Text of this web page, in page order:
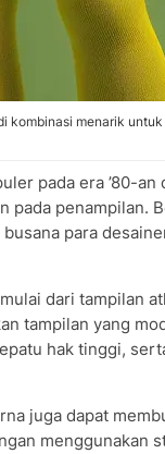
kombinasi menarik
pada era ’80-an
pada penampilan.
para
dari tampilan
tampilan yang
hak tinggi,
juga dapat
menggunakan